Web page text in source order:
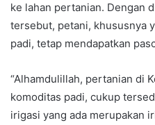
ke lahan pertanian. Dengan
tersebut, petani, khususnya
padi, tetap mendapatkan
“Alhamdulillah, pertanian di
komoditas padi, cukup
irigasi yang ada merupakan